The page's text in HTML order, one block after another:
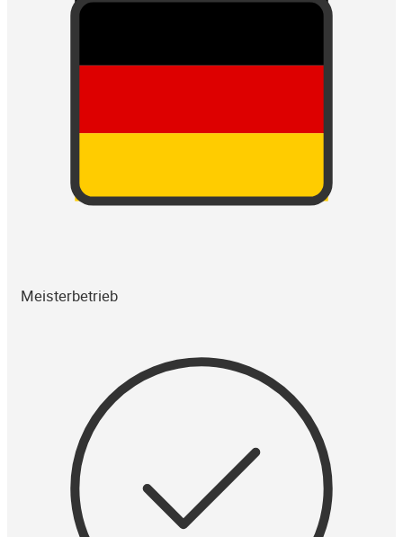
Meisterbetrieb